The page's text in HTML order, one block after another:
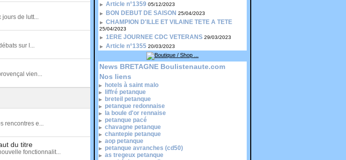
jours de lutt...
sur l...
vien...
rencontres e...
du titre
fonctionnalit...
Article n°1359 05/12/2023
BON DEBUT DE SAISON 25/04/2023
CHAMPION D'ILLE ET VILAINE TETE A TETE
25/04/2023
1ERE JOURNEE CDC VETERANS 29/03/2023
Article n°1355 20/03/2023
News BRETAGNE Boulistenaute.com
Nos liens
hotels à saint malo
liffré petanque
breteil petanque
petanque redonnaise
la boule d'or rennaise
petanque pacé
chavagne petanque
chantepie petanque
aop petanque
petanque avranches (cd50)
as tregeux petanque